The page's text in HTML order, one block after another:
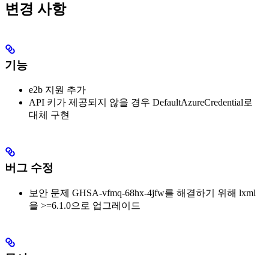
변경 사항
기능
e2b 지원 추가
API 키가 제공되지 않을 경우 DefaultAzureCredential로
대체 구현
버그 수정
보안 문제 GHSA-vfmq-68hx-4jfw를 해결하기 위해 lxml
을 >=6.1.0으로 업그레이드